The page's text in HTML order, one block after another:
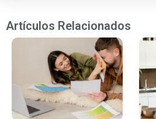
Artículos Relacionados